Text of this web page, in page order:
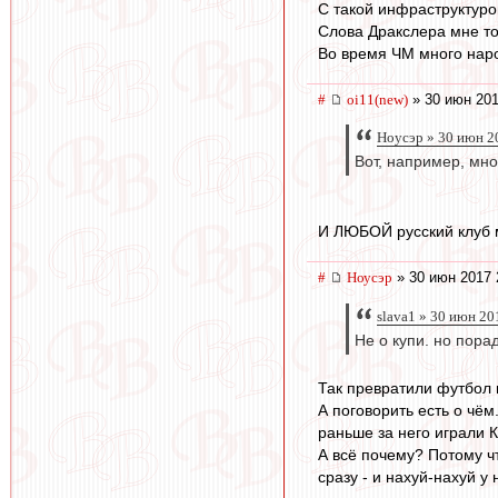
С такой
Слова Дракслера мне
Во время ЧМ много
# oi11(new) » 30 июн
Ноусэр » 30 июн
Вот, например,
И ЛЮБОЙ русский клуб
# Ноусэр » 30 июн 2017
slava1 » 30 июн
Не о купи. но
Так превратили футбол
А поговорить есть о
раньше за него играли
А всё почему? Потому
сразу - и нахуй-нахуй у